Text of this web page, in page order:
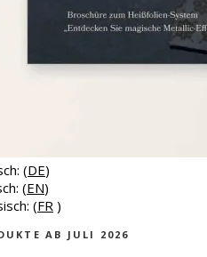
(DE)
(EN)
(FR )
AB JULI 2026